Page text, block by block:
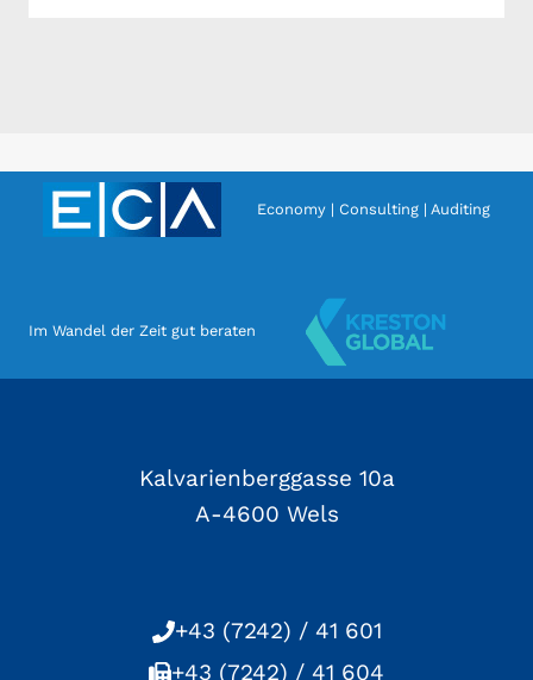
Economy | Consulting | Auditing
Im Wandel der Zeit gut beraten
Kalvarienberggasse 10a
A-4600 Wels
+43 (7242) / 41 601
+43 (7242) / 41 604